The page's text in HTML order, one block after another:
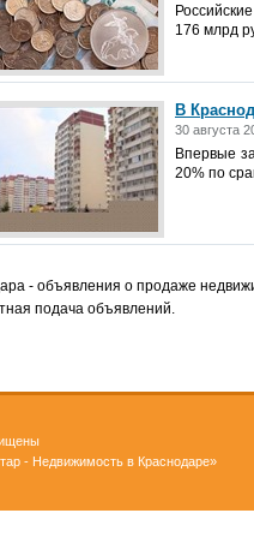
176 млрд
В
30 августа
Впервые
20% по
- объявления о продаже
подача объявлений.
- Недвижимость в Краснодаре»